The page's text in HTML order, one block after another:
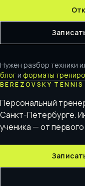
Нужен разбор техники
блог и форматы
BEREZOVSKY TENNIS
Персональный
Санкт-Петербурге.
ученика — от